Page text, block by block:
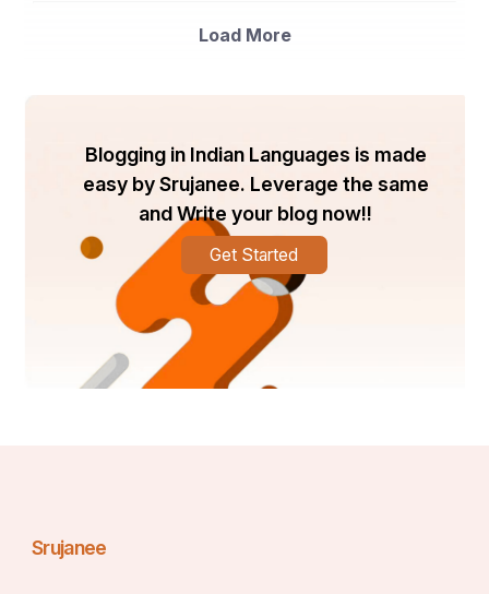
Load More
Blogging in Indian Languages is made
easy by Srujanee. Leverage the same
and Write your blog now!!
Get Started
Srujanee